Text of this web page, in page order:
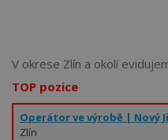
V okrese Zlín a okolí
TOP pozice
Zlín